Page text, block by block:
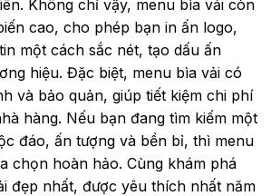
Không chỉ vậy, menu bìa vải còn
cao, cho phép bạn in ấn logo,
một cách sắc nét, tạo dấu ấn
hiệu. Đặc biệt, menu bìa vải có
và bảo quản, giúp tiết kiệm chi phí
hàng. Nếu bạn đang tìm kiếm một
đáo, ấn tượng và bền bỉ, thì menu
chọn hoàn hảo. Cùng khám phá
đẹp nhất, được yêu thích nhất năm